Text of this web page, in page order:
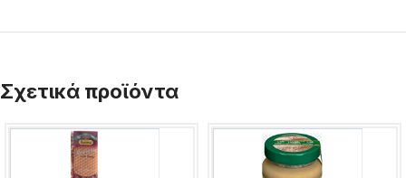
Σχετικά προϊόντα